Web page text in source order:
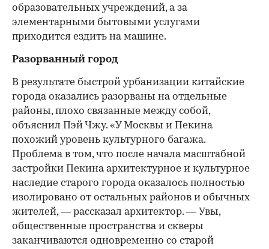
образовательных учреждений, а за
элементарными бытовыми услугами
приходится ездить на машине.
Разорванный город
В результате быстрой урбанизации китайские
города оказались разорваны на отдельные
районы, плохо связанные между собой,
объяснил Пэй Чжу. «У Москвы и Пекина
похожий уровень культурного багажа.
Проблема в том, что после начала масштабной
застройки Пекина архитектурное и культурное
наследие старого города оказалось полностью
изолировано от остальных районов и обычных
жителей, — рассказал архитектор. — Увы,
общественные пространства и скверы
заканчиваются одновременно со старой